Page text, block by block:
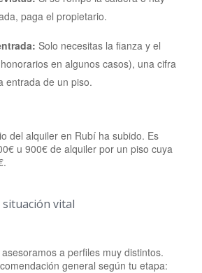
paga el propietario.
Solo necesitas la fianza y el
en algunos casos), una cifra
entrada de un piso.
del alquiler en Rubí ha subido. Es
u 900€ de alquiler por un piso cuya
vital
a perfiles muy distintos.
general según tu etapa: